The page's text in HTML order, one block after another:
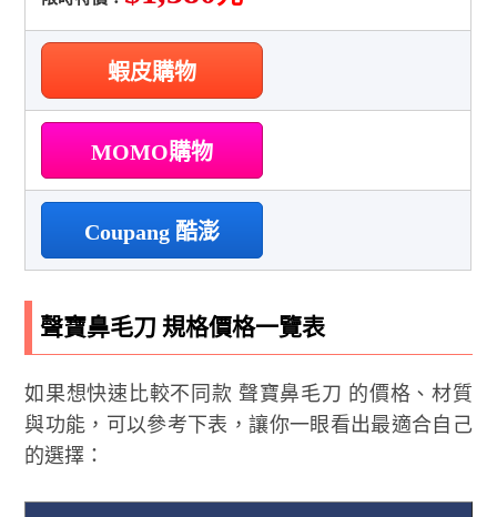
蝦皮購物
MOMO購物
Coupang 酷澎
聲寶鼻毛刀 規格價格一覽表
如果想快速比較不同款 聲寶鼻毛刀 的價格、材質
與功能，可以參考下表，讓你一眼看出最適合自己
的選擇：